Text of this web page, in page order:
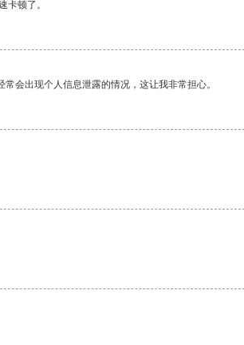
卡顿了。
会出现个人信息泄露的情况，这让我非常担心。